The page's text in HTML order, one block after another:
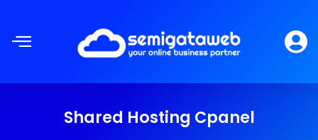
Shared Hosting Cpanel